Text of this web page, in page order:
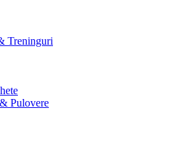
Treninguri
Pulovere